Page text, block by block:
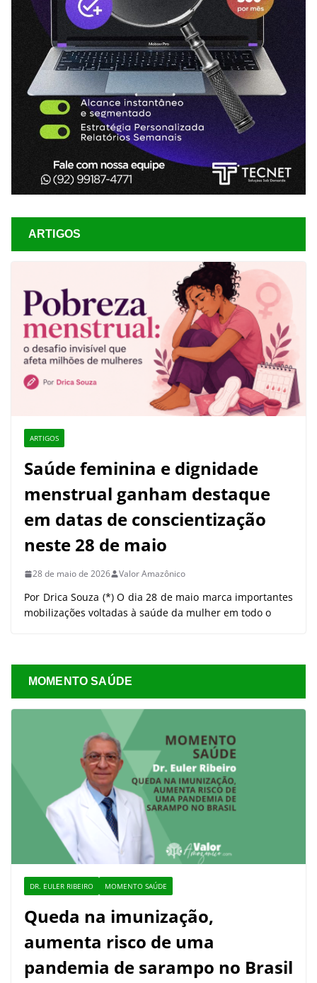
ARTIGOS
ARTIGOS
Saúde feminina e dignidade
menstrual ganham destaque
em datas de conscientização
neste 28 de maio
28 de maio de 2026 Valor Amazônico
Por Drica Souza (*) O dia 28 de maio marca importantes
mobilizações voltadas à saúde da mulher em todo o
MOMENTO SAÚDE
DR. EULER RIBEIRO MOMENTO SAÚDE
Queda na imunização,
aumenta risco de uma
pandemia de sarampo no Brasil